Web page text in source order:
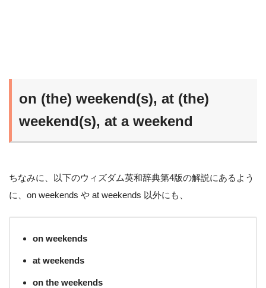
on (the) weekend(s), at (the)
weekend(s), at a weekend
ちなみに、以下のウィズダム英和辞典第4版の解説にあるよう
に、on weekends や at weekends 以外にも、
on weekends
at weekends
on the weekends